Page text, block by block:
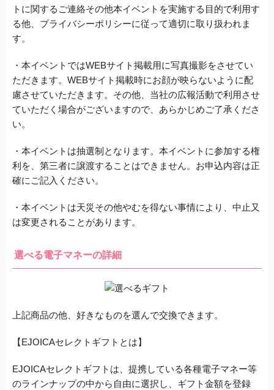
トに関するご連絡その他本イベントを実施する目的で利用す
る他、プライバシーポリシーに従って適切に取り扱われま
す。
・本イベントではWEBサイト掲載用に写真撮影をさせてい
ただきます。WEBサイト掲載時にお顔が映らないように配
慮させていただきます。その他、当社の広報活動で利用させ
ていただく場合がございますので、あらかじめご了承くださ
い。
・本イベントは抽選制となります。本イベントに参加する権
利を、第三者に譲渡することはできません。お申込内容は正
確にご記入ください。
・本イベントは天災その他やむを得ない事情により、中止又
は変更されることがあります。
選べる電子マネーの詳細
上記商品の他、好きなものを選んで交換できます。
【EJOICAセレクトギフトとは】
EJOICAセレクトギフトは、提携している各種電子マネー等
のラインナップの中から自由に選択し、ギフト金額を登録